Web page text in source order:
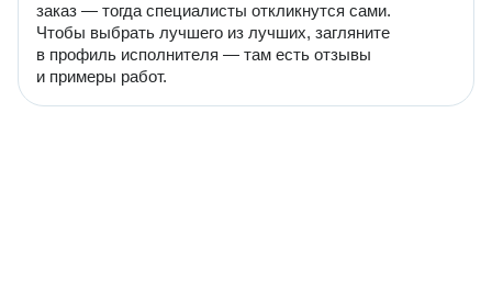
заказ — тогда специалисты откликнутся сами.
Чтобы выбрать лучшего из лучших, загляните
в профиль исполнителя — там есть отзывы
и примеры работ.